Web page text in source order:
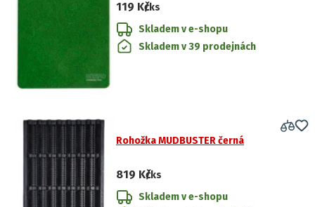
119 Kč/ks
Skladem v e-shopu
Skladem v 39 prodejnách
Rohožka MUDBUSTER černá
819 Kč/ks
Skladem v e-shopu